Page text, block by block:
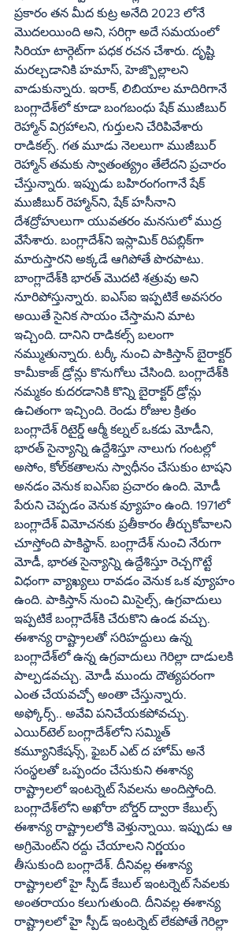
ప్రకారం తన మీద కుట్ర అనేది 2023 లోనే
మొదలయింది అని, సరిగ్గా అదే సమయంలో
సిరియా టార్గెట్‌గా పధక రచన చేశారు. దృష్టి
మరల్చడానికి హమాస్‌, హెజ్బొల్లాలని
వాడుకున్నారు. ఇరాక్‌, లిబియాల మాదిరిగానే
బంగ్లాదేశ్‌లో కూడా బంగబంధు షేక్‌ ముజీబుర్‌
రెహ్మాన్‌ విగ్రహాలని, గుర్తులని చేరిపివేశారు
రాడికల్స్‌. గత మూడు నెలలుగా ముజీబుర్‌
రెహ్మాన్‌ తమకు స్వాతంత్య్రం తేలేదని ప్రచారం
చేస్తున్నారు. ఇప్పుడు బహిరంగంగానే షేక్‌
ముజీబుర్‌ రెహ్మాన్‌ని, షేక్‌ హసీనాని
దేశద్రోహులుగా యువతరం మనసులో ముద్ర
వేసేశారు. బంగ్లాదేశ్‌ని ఇస్లామిక్‌ రిపబ్లిక్‌గా
మారుస్తారని అక్కడే ఆగిపోతే పొరపాటు.
బాంగ్లాదేశ్‌కి భారత్‌ మొదటి శత్రువు అని
నూరిపోస్తున్నారు. ఐఎస్‌ఐ ఇప్పటికే అవసరం
అయితే సైనిక సాయం చేస్తామని మాట
ఇచ్చింది. దానిని రాడికల్స్‌ బలంగా
నమ్ముతున్నారు. టర్కీ నుంచి పాకిస్తాన్‌ బైరాక్టర్‌
కామీకాజ్‌ డ్రోన్లు కొనుగోలు చేసింది. బంగ్లాదేశ్‌కి
నమ్మకం కుదరడానికి కొన్ని బైరాక్టర్‌ డ్రోన్లు
ఉచితంగా ఇచ్చింది. రెండు రోజుల క్రితం
బంగ్లాదేశ్‌ రిటైర్డ్‌ ఆర్మీ కల్నల్‌ ఒకడు మోడీని,
భారత్‌ సైన్యాన్ని ఉద్దేశిస్తూ నాలుగు గంటల్లో
అసోం, కోల్‌కతాలను స్వాధీనం చేసుకుం టాషని
అనడం వెనుక ఐఎస్‌ఐ ప్రచారం ఉంది. మోడీ
పేరుని చెప్పడం వెనుక వ్యూహం ఉంది. 1971లో
బంగ్లాదేశ్‌ విమోచనకు ప్రతీకారం తీర్చుకోవాలని
చూస్తోంది పాకిస్థాన్‌. బంగ్లాదేశ్‌ నుంచి నేరుగా
మోడీ, భారత సైన్యాన్ని ఉద్దేశిస్తూ రెచ్చగొట్టే
విధంగా వ్యాఖ్యలు రావడం వెనుక ఒక వ్యూహం
ఉంది. పాకిస్తాన్‌ నుంచి మిసైల్స్‌, ఉగ్రవాదులు
ఇప్పటికే బంగ్లాదేశ్‌కి చేరుకొని ఉండ వచ్చు.
ఈశాన్య రాష్ట్రాలతో సరిహద్దులు ఉన్న
బంగ్లాదేశ్‌లో ఉన్న ఉగ్రవాదులు గెరిల్లా దాడులకి
పాల్పడవచ్చు. మోడీ ముందు దౌత్యపరంగా
ఎంత చేయవచ్చో అంతా చేస్తున్నారు.
అఫ్కోర్స్‌.. అవేవి పనిచేయకపోవచ్చు.
ఎయిర్‌టెల్‌ బంగ్లాదేశ్‌లోని సమ్మిత్‌
కమ్యూనికేషన్స్‌, ఫైబర్‌ ఎట్‌ ద హోమ్‌ అనే
సంస్థలతో ఒప్పందం చేసుకుని ఈశాన్య
రాష్ట్రాలలో ఇంటర్నెట్‌ సేవలను అందిస్తోంది.
బంగ్లాదేశ్‌లోని అఖోరా బోర్డర్‌ ద్వారా కేబుల్స్‌
ఈశాన్య రాష్ట్రాలలోకి వెళ్తున్నాయి. ఇప్పుడు ఆ
అగ్రిమెంట్‌ని రద్దు చేయాలని నిర్ణయం
తీసుకుంది బంగ్లాదేశ్‌. దీనివల్ల ఈశాన్య
రాష్ట్రాలలో హై స్పీడ్‌ కేబుల్‌ ఇంటర్నెట్‌ సేవలకు
అంతరాయం కలుగుతుంది. దీనివల్ల ఈశాన్య
రాష్ట్రాలలో హై స్పీడ్‌ ఇంటర్నెట్‌ లేకపోతే గెరిల్లా